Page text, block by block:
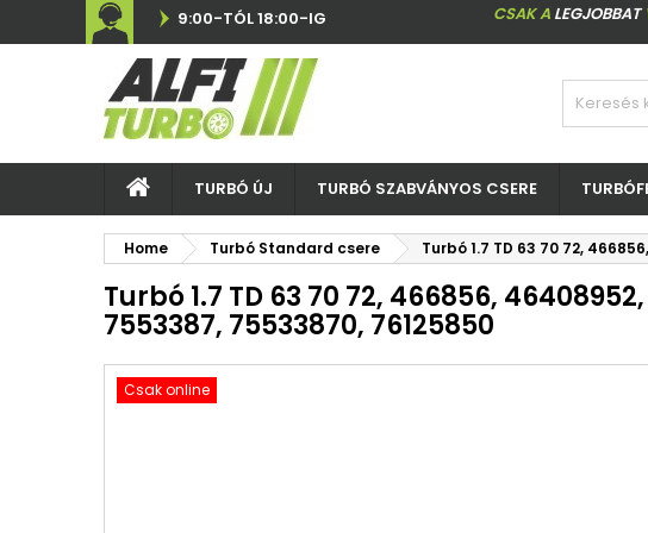
9:00-TÓL 18:00-IG CSAK A LEGJOBBAT
TURBÓ ÚJ TURBÓ SZABVÁNYOS CSERE
Home Turbó Standard csere Turbó 1.7 TD 63 70 72,
Turbó 1.7 TD 63 70 72, 466856,
7553387, 75533870, 76125850
Csak online